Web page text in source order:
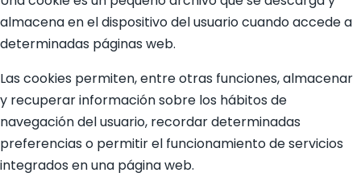
almacena en el dispositivo del usuario cuando accede a
determinadas páginas web.
Las cookies permiten, entre otras funciones, almacenar
y recuperar información sobre los hábitos de
navegación del usuario, recordar determinadas
preferencias o permitir el funcionamiento de servicios
integrados en una página web.